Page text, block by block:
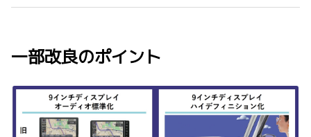
一部改良のポイント